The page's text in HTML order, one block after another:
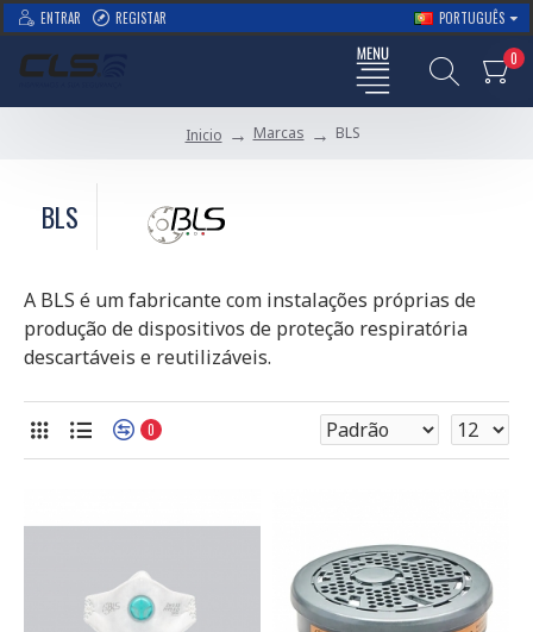
ENTRAR REGISTAR PORTUGUÊS
0
Inicio Marcas BLS
BLS
A BLS é um fabricante com instalações próprias de
produção de dispositivos de proteção respiratória
descartáveis e reutilizáveis.
0